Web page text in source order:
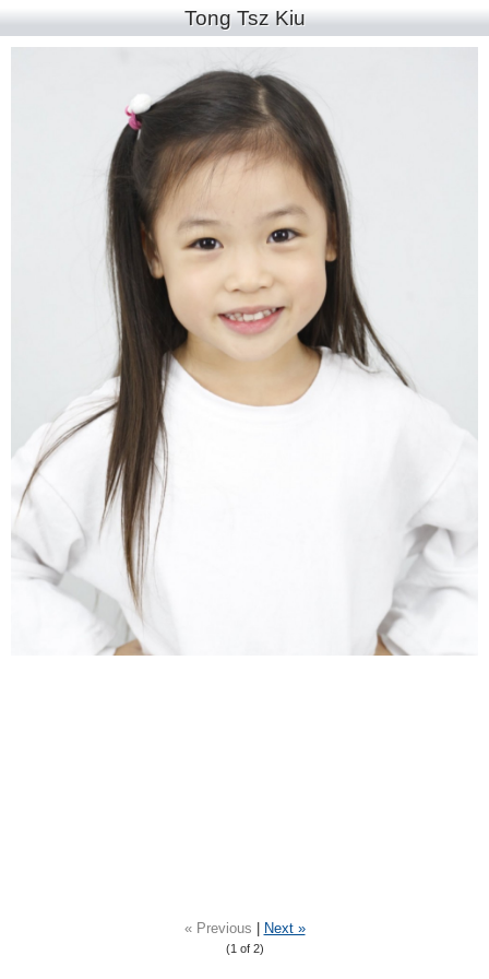
Tong Tsz Kiu
« Previous Next »
(1 of 2)